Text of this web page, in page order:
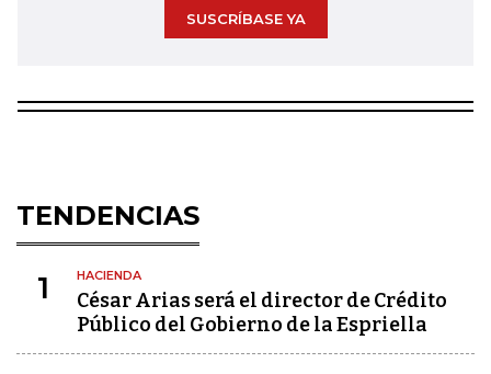
SUSCRÍBASE YA
TENDENCIAS
1 HACIENDA
César Arias será el director de Crédito
Público del Gobierno de la Espriella